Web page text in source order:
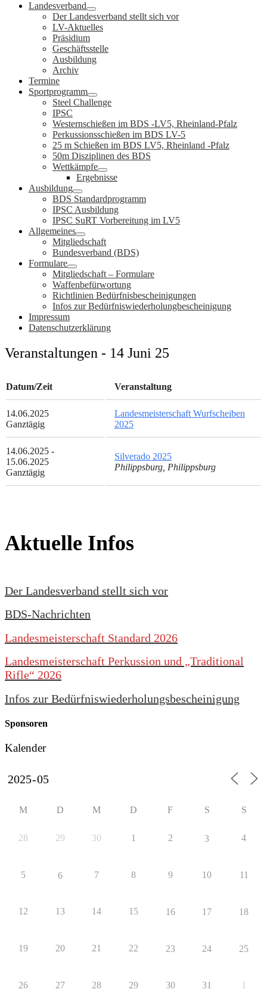
Landesverband
Der Landesverband stellt sich vor
LV-Aktuelles
Präsidium
Geschäftsstelle
Ausbildung
Archiv
Termine
Sportprogramm
Steel Challenge
IPSC
Westernschießen im BDS -LV5, Rheinland-Pfalz
Perkussionsschießen im BDS LV-5
25 m Schießen im BDS LV5, Rheinland -Pfalz
50m Disziplinen des BDS
Wettkämpfe
Ergebnisse
Ausbildung
BDS Standardprogramm
IPSC Ausbildung
IPSC SuRT Vorbereitung im LV5
Allgemeines
Mitgliedschaft
Bundesverband (BDS)
Formulare
Mitgliedschaft – Formulare
Waffenbefürwortung
Richtlinien Bedürfnisbescheinigungen
Infos zur Bedürfniswiederholungbescheinigung
Impressum
Datenschutzerklärung
Veranstaltungen - 14 Juni 25
Datum/Zeit Veranstaltung
14.06.2025
Ganztägig
Landesmeisterschaft Wurfscheiben
2025
14.06.2025 -
15.06.2025
Ganztägig
Silverado 2025
Philippsburg, Philippsburg
Aktuelle Infos
Der Landesverband stellt sich vor
BDS-Nachrichten
Landesmeisterschaft Standard 2026
Landesmeisterschaft Perkussion und „Traditional
Rifle“ 2026
Infos zur Bedürfniswiederholungsbescheinigung
Sponsoren
Kalender
M D M D F S S
28 29 30 1 2 3 4
5 6 7 8 9 10 11
12 13 14 15 16 17 18
19 20 21 22 23 24 25
26 27 28 29 30 31 1